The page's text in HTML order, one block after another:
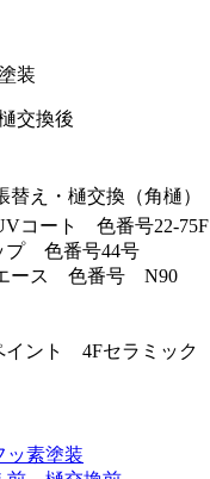
え・樋交換（角樋）
コート 色番号22-75F
プ 色番号44号
ース 色番号 N90
ント 4Fセラミック